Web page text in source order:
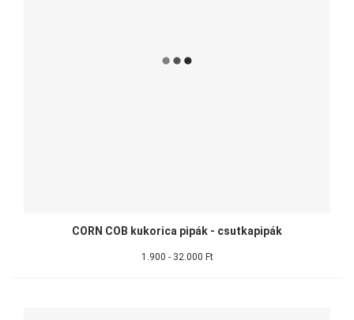
CORN COB kukorica pipák - csutkapipák
1.900 - 32.000 Ft